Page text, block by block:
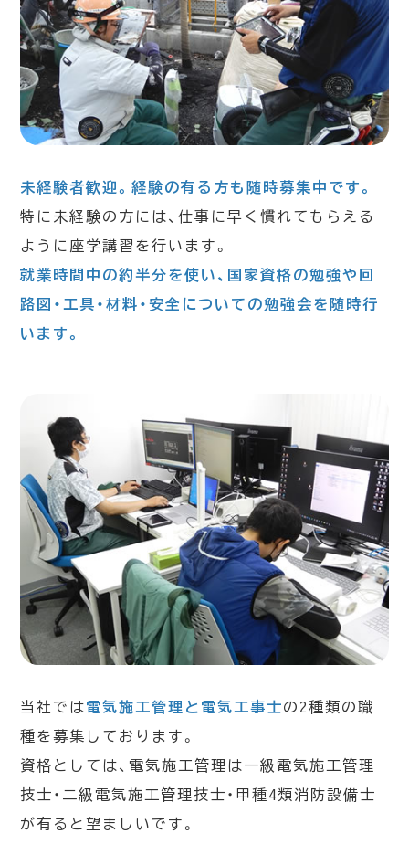
未経験者歓迎。経験の有る方も随時募集中です。
特に未経験の方には、仕事に早く慣れてもらえる
ように座学講習を行います。
就業時間中の約半分を使い、国家資格の勉強や回
路図・工具・材料・安全についての勉強会を随時行
います。
当社では電気施工管理と電気工事士の2種類の職
種を募集しております。
資格としては、電気施工管理は一級電気施工管理
技士・二級電気施工管理技士・甲種4類消防設備士
が有ると望ましいです。